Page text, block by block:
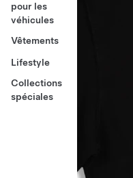
pour les
véhicules
Vêtements
Lifestyle
Collections
spéciales